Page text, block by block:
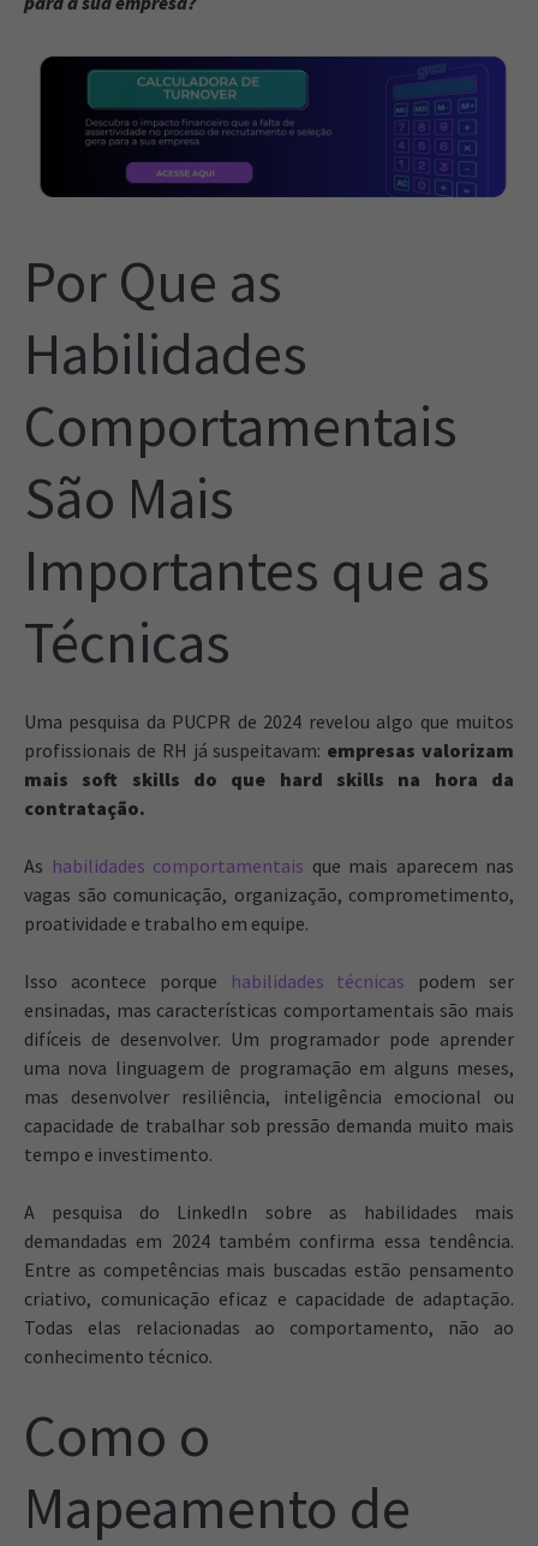
Por Que as
Habilidades
Comportamentais
São Mais
Importantes que as
Técnicas
Uma pesquisa da PUCPR de 2024 revelou algo que muitos
profissionais de RH já suspeitavam: empresas valorizam
mais soft skills do que hard skills na hora da
contratação.
As habilidades comportamentais que mais aparecem nas
vagas são comunicação, organização, comprometimento,
proatividade e trabalho em equipe.
Isso acontece porque habilidades técnicas podem ser
ensinadas, mas características comportamentais são mais
difíceis de desenvolver. Um programador pode aprender
uma nova linguagem de programação em alguns meses,
mas desenvolver resiliência, inteligência emocional ou
capacidade de trabalhar sob pressão demanda muito mais
tempo e investimento.
A pesquisa do LinkedIn sobre as habilidades mais
demandadas em 2024 também confirma essa tendência.
Entre as competências mais buscadas estão pensamento
criativo, comunicação eficaz e capacidade de adaptação.
Todas elas relacionadas ao comportamento, não ao
conhecimento técnico.
Como o
Mapeamento de